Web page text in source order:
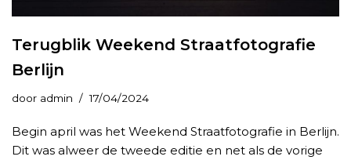
Terugblik Weekend Straatfotografie
Berlijn
door admin 17/04/2024
Begin april was het Weekend Straatfotografie in Berlijn.
Dit was alweer de tweede editie en net als de vorige